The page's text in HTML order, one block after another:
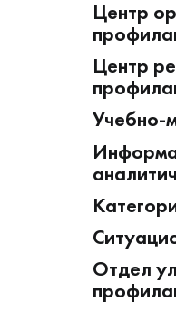
Центр
Центр
Учебно-
Отдел